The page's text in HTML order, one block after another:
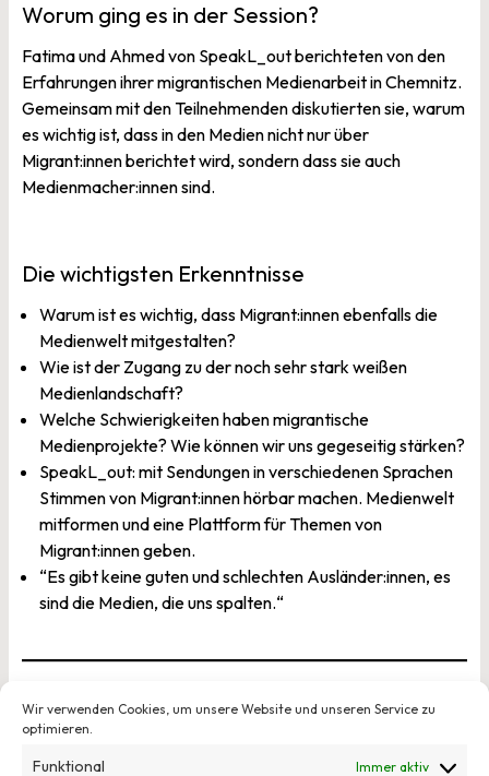
Wir verwenden Cookies, um unsere Website und unseren Service zu
optimieren.
Funktional Immer aktiv
Worum ging es in der Session?
Fatima und Ahmed von SpeakL_out berichteten von den
Erfahrungen ihrer migrantischen Medienarbeit in Chemnitz.
Gemeinsam mit den Teilnehmenden diskutierten sie, warum
es wichtig ist, dass in den Medien nicht nur über
Migrant:innen berichtet wird, sondern dass sie auch
Medienmacher:innen sind.
Die wichtigsten Erkenntnisse
Warum ist es wichtig, dass Migrant:innen ebenfalls die
Medienwelt mitgestalten?
Wie ist der Zugang zu der noch sehr stark weißen
Medienlandschaft?
Welche Schwierigkeiten haben migrantische
Medienprojekte? Wie können wir uns gegeseitig stärken?
SpeakL_out: mit Sendungen in verschiedenen Sprachen
Stimmen von Migrant:innen hörbar machen. Medienwelt
mitformen und eine Plattform für Themen von
Migrant:innen geben.
“Es gibt keine guten und schlechten Ausländer:innen, es
sind die Medien, die uns spalten.“
Das openTransfer CAMP Zusammenhalt fand im Rahmen